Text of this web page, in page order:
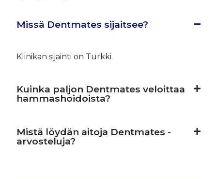
Missä Dentmates sijaitsee?
Klinikan sijainti on Turkki.
Kuinka paljon Dentmates veloittaa
hammashoidoista?
Mistä löydän aitoja Dentmates -
arvosteluja?